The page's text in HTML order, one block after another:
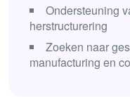
Ondersteuning
herstructurering
Zoeken naar
manufacturing en